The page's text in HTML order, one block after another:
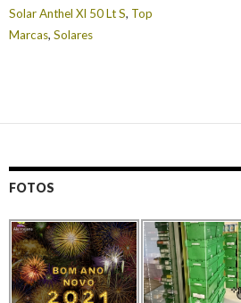
Solar Anthel Xl 50 Lt S, Top
Marcas, Solares
FOTOS